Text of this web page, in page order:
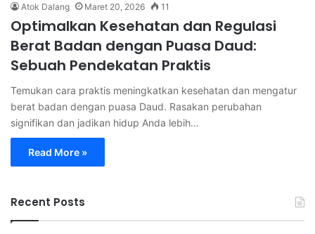
Atok Dalang Maret 20, 2026 11
Optimalkan Kesehatan dan Regulasi
Berat Badan dengan Puasa Daud:
Sebuah Pendekatan Praktis
Temukan cara praktis meningkatkan kesehatan dan mengatur
berat badan dengan puasa Daud. Rasakan perubahan
signifikan dan jadikan hidup Anda lebih…
Read More »
Recent Posts